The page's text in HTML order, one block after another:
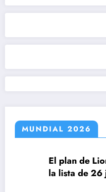
MUNDIAL 2026
El plan de Lionel
la lista de 26